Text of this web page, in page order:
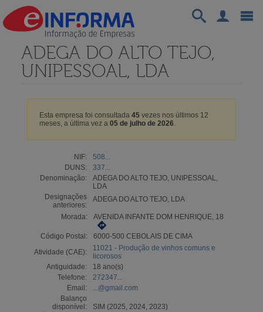
ADEGA DO ALTO TEJO,
UNIPESSOAL, LDA
Esta empresa foi consultada 45vezes nos últimos 12
meses, a última vez a 05 de julho de 2026.
NIF:
508...
DUNS:
337...
Denominação:
ADEGA DO ALTO TEJO, UNIPESSOAL,
LDA
Designações
anteriores:
ADEGA DO ALTO TEJO, LDA
Morada: AVENIDA INFANTE DOM HENRIQUE, 18
Código Postal:
6000-500 CEBOLAIS DE CIMA
Atividade (CAE):
11021 - Produção de vinhos comuns e
licorosos
Antiguidade:
18 ano(s)
Telefone:
272347...
Email:
...@gmail.com
Balanço
disponível:
SIM (2025, 2024, 2023)